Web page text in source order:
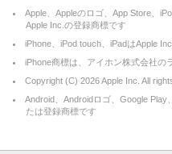
Apple、Appleのロゴ、App Store、
Apple Inc.の登録商標です
iPhone、iPod touch、iPadはApple
iPhone商標は、アイホン株式会社の
Copyright (C) 2026Apple Inc. All
Android、Androidロゴ、Google Play
たは登録商標です